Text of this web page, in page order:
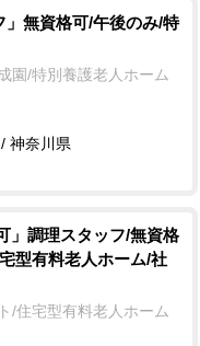
」無資格可/午後のみ/特
園/特別養護老人ホーム
神奈川県
」調理スタッフ/無資格
型有料老人ホーム/社
/住宅型有料老人ホーム